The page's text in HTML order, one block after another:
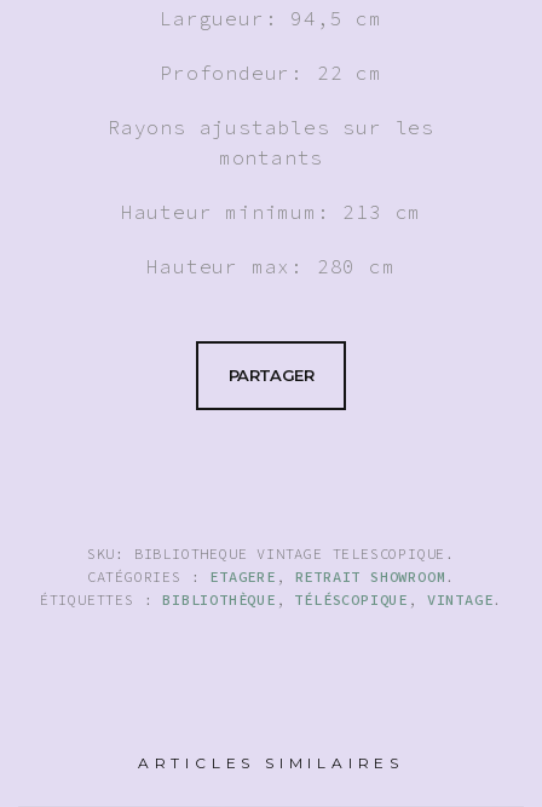
Largueur: 94,5 cm
Profondeur: 22 cm
Rayons ajustables sur les
montants
Hauteur minimum: 213 cm
Hauteur max: 280 cm
PARTAGER
SKU: BIBLIOTHEQUE VINTAGE TELESCOPIQUE .
CATÉGORIES : ETAGERE , RETRAIT SHOWROOM .
ÉTIQUETTES :BIBLIOTHÈQUE , TÉLÉSCOPIQUE , VINTAGE.
ARTICLES SIMILAIRES